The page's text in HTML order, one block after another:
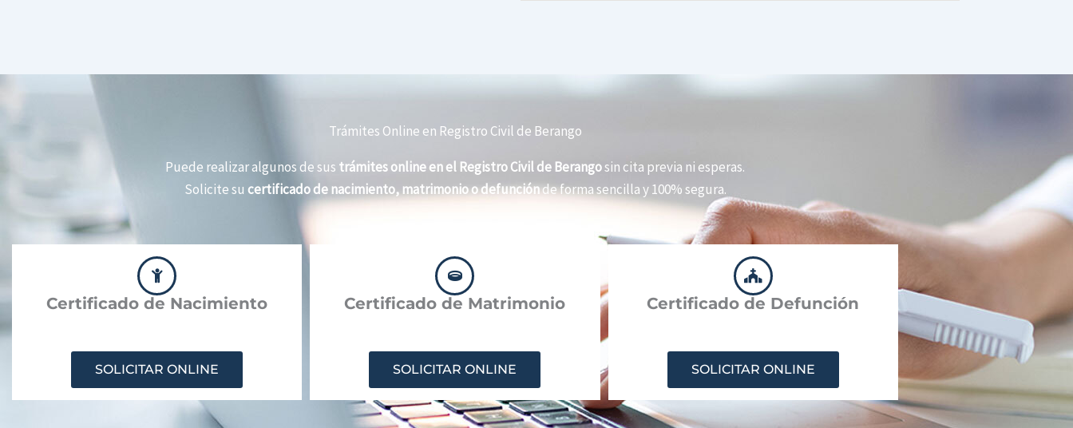
Trámites Online en Registro Civil de Berango
Puede realizar algunos de sus trámites online en el Registro Civil de Berangosin cita previa ni esperas.
Solicite su certificado de nacimiento, matrimonio o defunciónde forma sencilla y 100% segura.
Certificado de Nacimiento
SOLICITAR ONLINE
Certificado de Matrimonio
SOLICITAR ONLINE
Certificado de Defunción
SOLICITAR ONLINE